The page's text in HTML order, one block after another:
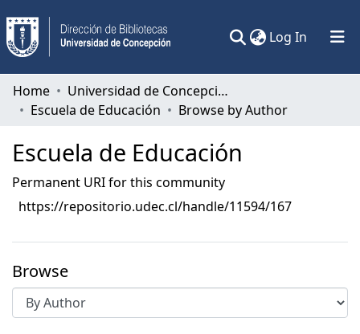
Log In (current)
Communities & Collections
Home
Universidad de Concepción
Escuela de Educación
Browse by Author
Escuela de Educación
Permanent URI for this community
https://repositorio.udec.cl/handle/11594/167
Browse